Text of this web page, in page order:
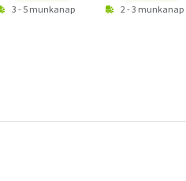
3 - 5 munkanap 2 - 3 munkanap